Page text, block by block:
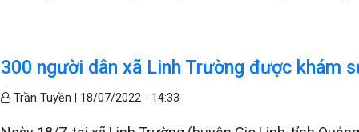
300 người dân xã Linh Trường được khám
Trần Tuyền | 18/07/2022 - 14:33